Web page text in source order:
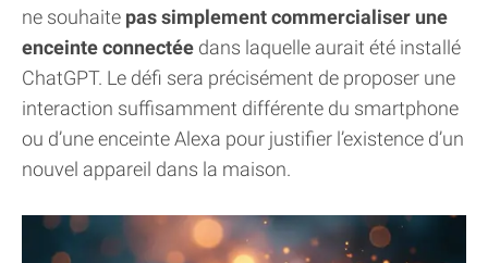
ne souhaite pas simplement commercialiser une
enceinte connectée dans laquelle aurait été installé
ChatGPT. Le défi sera précisément de proposer une
interaction suffisamment différente du smartphone
ou d’une enceinte Alexa pour justifier l’existence d’un
nouvel appareil dans la maison.